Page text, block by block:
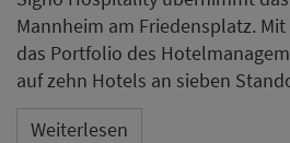
Mannheim am Friedensplatz.
das Portfolio des
auf zehn Hotels an sieben
Weiterlesen